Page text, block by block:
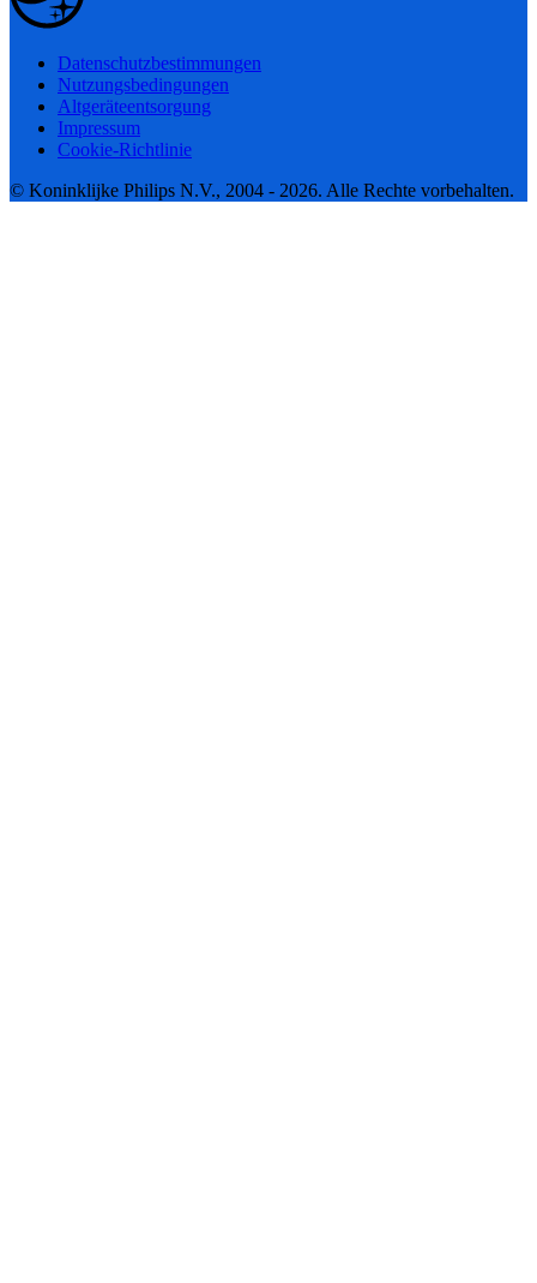
Datenschutzbestimmungen
Nutzungsbedingungen
Altgeräteentsorgung
Impressum
Cookie-Richtlinie
© Koninklijke Philips N.V., 2004 - 2026. Alle Rechte vorbehalten.